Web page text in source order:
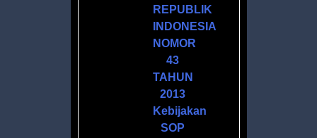
REPUBLIK
INDONESIA
NOMOR
43
TAHUN
2013
Kebijakan
SOP